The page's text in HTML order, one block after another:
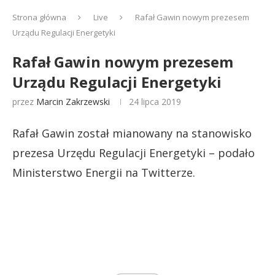
Strona główna Live
Rafał Gawin nowym prezesem
Urządu Regulacji Energetyki
Rafał Gawin nowym prezesem
Urządu Regulacji Energetyki
przez Marcin Zakrzewski 24 lipca 2019
Rafał Gawin został mianowany na stanowisko
prezesa Urzędu Regulacji Energetyki – podało
Ministerstwo Energii na Twitterze.